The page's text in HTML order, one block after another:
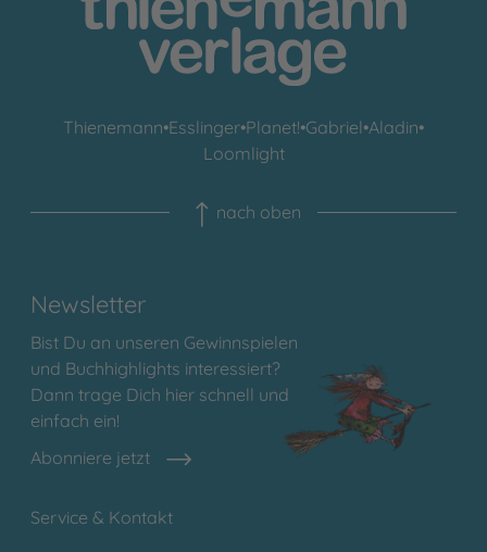
Thienemann•Esslinger•Planet!•Gabriel•Aladin•
Loomlight
nach oben
Newsletter
Bist Du an unseren Gewinnspielen
und Buchhighlights interessiert?
Dann trage Dich hier schnell und
einfach ein!
Abonniere jetzt
Service & Kontakt